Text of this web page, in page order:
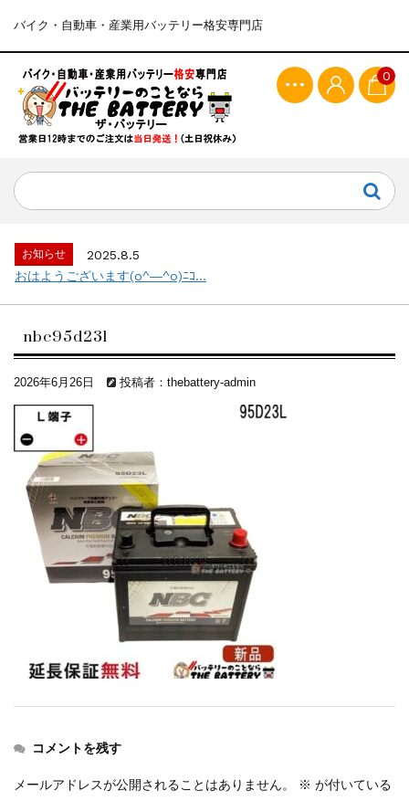
バイク・自動車・産業用バッテリー格安専門店
0
お知らせ
2025.8.5
おはようございます(o^―^o)ﾆｺ...
nbc95d23l
2026年6月26日 投稿者：thebattery-admin
コメントを残す
メールアドレスが公開されることはありません。 ※ が付いている